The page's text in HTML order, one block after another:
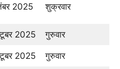
2025 शुक्रवार
2025 गुरुवार
2025 गुरुवार